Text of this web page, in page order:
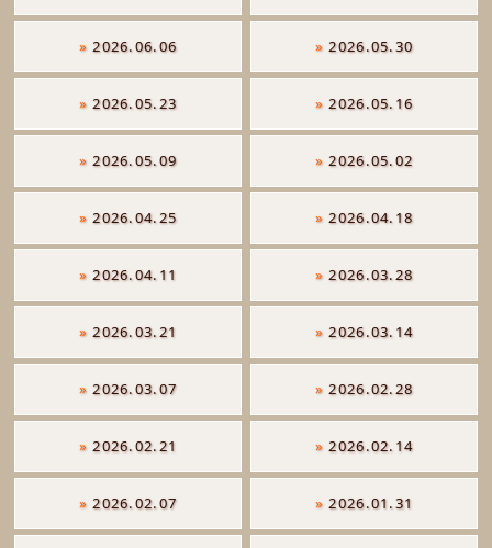
» 2026.06.06 » 2026.05.30
» 2026.05.23 » 2026.05.16
» 2026.05.09 » 2026.05.02
» 2026.04.25 » 2026.04.18
» 2026.04.11 » 2026.03.28
» 2026.03.21 » 2026.03.14
» 2026.03.07 » 2026.02.28
» 2026.02.21 » 2026.02.14
» 2026.02.07 » 2026.01.31